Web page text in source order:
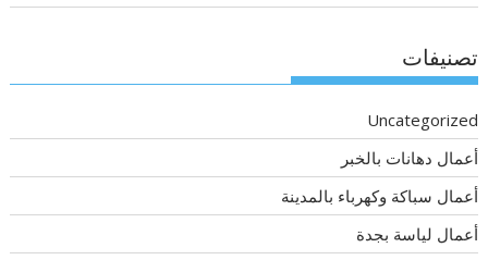
تصنيفات
Uncategorized
أعمال دهانات بالخبر
أعمال سباكة وكهرباء بالمدينة
أعمال لياسة بجدة